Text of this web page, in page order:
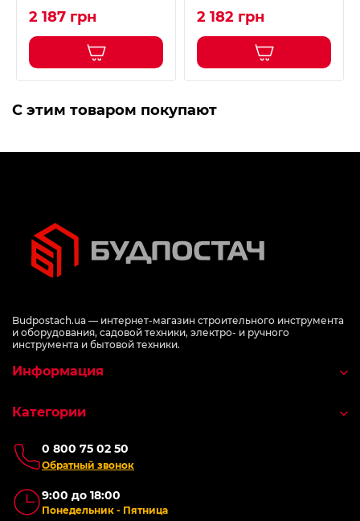
2 187 грн 2 182 грн
С этим товаром покупают
Budpostach.ua — интернет-магазин строительного инструмента
и оборудования, садовой техники, электро- и ручного
инструмента и бытовой техники.
0 800 75 02 50
Обратный звонок
9:00 до 18:00
Понедельник - Пятница
Информация
Категории